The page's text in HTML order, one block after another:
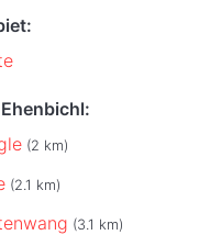
(2 km)
(2.1 km)
(3.1 km)